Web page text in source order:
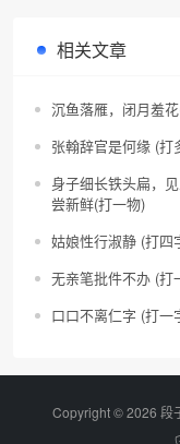
相关文章
沉鱼落雁，闭月羞
张翰辞官是何缘 (打
身子细长铁头扁，
尝新鲜(打一物)
姑娘性行淑静 (打四
无亲笔批件不办 (打
口口不离仁字 (打一
Copyright © 2026 段